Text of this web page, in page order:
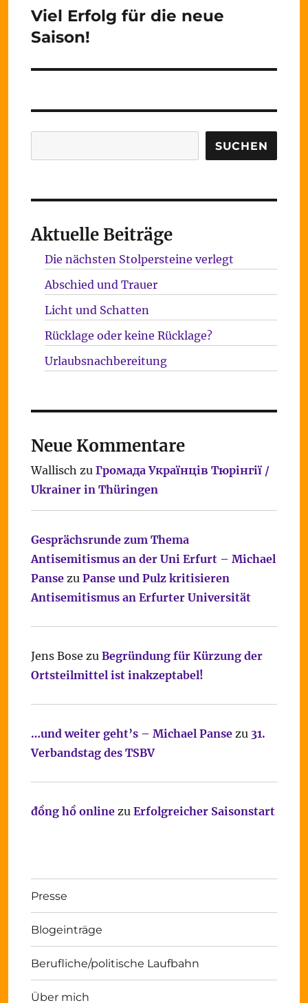
Nächster
Beitrag:
Viel Erfolg für die neue
Saison!
SUCHEN
Aktuelle Beiträge
Die nächsten Stolpersteine verlegt
Abschied und Trauer
Licht und Schatten
Rücklage oder keine Rücklage?
Urlaubsnachbereitung
Neue Kommentare
Wallisch zu Громада Українців Тюрінгії /
Ukrainer in Thüringen
Gesprächsrunde zum Thema
Antisemitismus an der Uni Erfurt – Michael
Pansezu Panse und Pulz kritisieren
Antisemitismus an Erfurter Universität
Jens Bose zu Begründung für Kürzung der
Ortsteilmittel ist inakzeptabel!
…und weiter geht’s – Michael Pansezu 31.
Verbandstag des TSBV
đồng hồ onlinezu Erfolgreicher Saisonstart
Presse
Blogeinträge
Berufliche/politische Laufbahn
Über mich